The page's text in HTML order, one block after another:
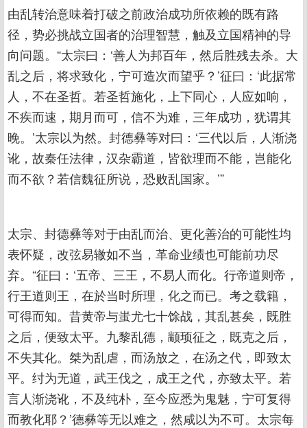
由乱转治意味着打破之前政治成功所依赖的既有路
径，势必挑战立国者的治理智慧，触及立国精神的导
向问题。“太宗曰：‘善人为邦百年，然后胜残去杀。大
乱之后，将求致化，宁可造次而望乎？’征曰：‘此据常
人，不在圣哲。若圣哲施化，上下同心，人应如响，
不疾而速，期月而可，信不为难，三年成功，犹谓其
晚。’太宗以为然。封德彝等对曰：‘三代以后，人渐浇
讹，故秦任法律，汉杂霸道，皆欲理而不能，岂能化
而不欲？若信魏征所说，恐败乱国家。’”
太宗、封德彝等对于由乱而治、更化善治的可能性均
表怀疑，改弦易辙如不当，革命业绩也可能前功尽
弃。“征曰：‘五帝、三王，不易人而化。行帝道则帝，
行王道则王，在於当时所理，化之而已。考之载籍，
可得而知。昔黄帝与蚩尤七十馀战，其乱甚矣，既胜
之后，便致太平。九黎乱德，颛顼征之，既克之后，
不失其化。桀为乱虐，而汤放之，在汤之代，即致太
平。纣为无道，武王伐之，成王之代，亦致太平。若
言人渐浇讹，不及纯朴，至今应悉为鬼魅，宁可复得
而教化耶？’德彝等无以难之，然咸以为不可。太宗每